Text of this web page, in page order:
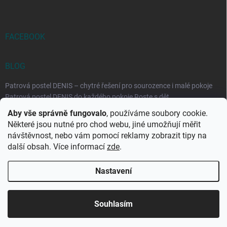
Aby vše správně fungovalo, používáme soubory cookie.
Některé jsou nutné pro chod webu, jiné umožňují měřit
návštěvnost, nebo vám pomocí reklamy zobrazit tipy na
další obsah. Více informací zde.
Nastavení
Souhlasím
FACEBOOK
BLOG
Patrová postel DENIS – chytré řešení pro sourozence i malé pokoje
Patrová postel DENIS do každého pokoje Roste s dět...
Rozkládací postele RELAX – ideální řešení pro malé prostory i
každodenní spaní
Rozkládací postel, která se přizpůsobí vašemu živo...
Copyright 2026DK-obchod.cz. Všechna práva vyhrazena.Upravit
nastavení cookies